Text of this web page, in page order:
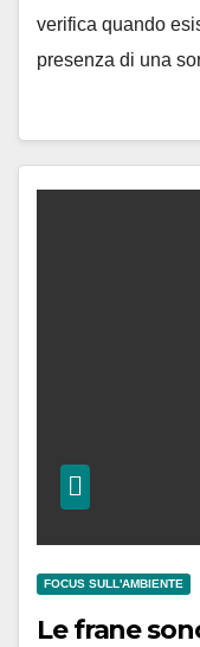
verifica quando
presenza di una
FOCUS SULL'AMBIENTE
Le frane